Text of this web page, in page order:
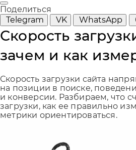
Поделиться
Telegram
VK WhatsApp
Скорость
зачем и как
Скорость загрузки сайта
на позиции в поиске,
и конверсии. Разбираем, что
загрузки, как ее правильно
метрики ориентироваться.